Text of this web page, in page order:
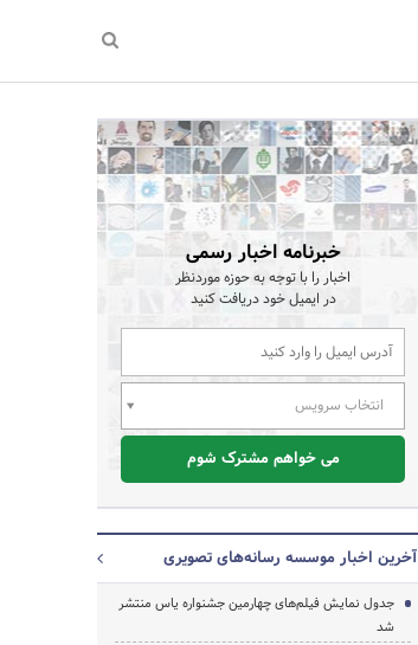
خبرنامه اخبار رسمی
اخبار را با توجه به حوزه موردنظر
در ایمیل خود دریافت کنید
انتخاب سرویس
می خواهم مشترک شوم
آخرین اخبار موسسه رسانه‌های تصویری
جدول نمایش فیلم‌های چهارمین جشنواره یاس منتشر
شد